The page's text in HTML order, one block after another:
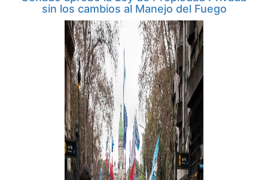
sin los cambios al Manejo del Fuego